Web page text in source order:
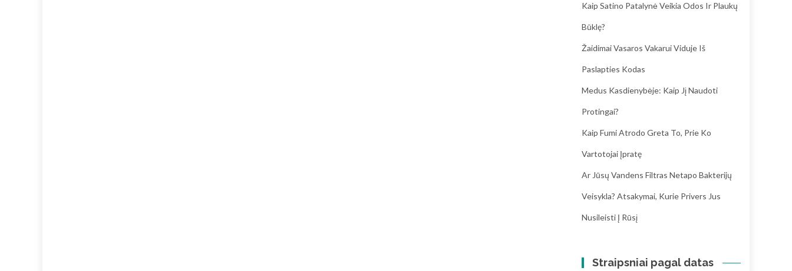
Kaip Satino Patalynė Veikia Odos Ir Plaukų
Būklę?
Žaidimai Vasaros Vakarui Viduje Iš
Paslapties Kodas
Medus Kasdienybėje: Kaip Jį Naudoti
Protingai?
Kaip Fumi Atrodo Greta To, Prie Ko
Vartotojai Įpratę
Ar Jūsų Vandens Filtras Netapo Bakterijų
Veisykla? Atsakymai, Kurie Privers Jus
Nusileisti Į Rūsį
Straipsniai pagal datas